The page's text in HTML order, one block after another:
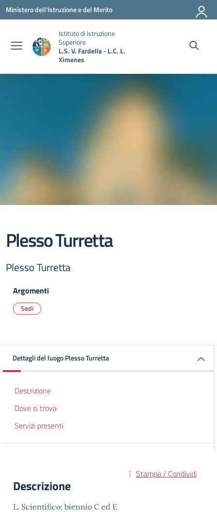
Vai ai contenuti
Vai al menu di navigazione
Vai al footer
Ministero dell'Istruzione e del Merito
Istituto di Istruzione
Superiore
L.S. V. Fardella - L.C. L.
Ximenes
Plesso Turretta
Plesso Turretta
Argomenti
Sedi
Dettagli del luogo Plesso Turretta
Descrizione
Dove si trova
Servizi presenti
Stampa / Condividi
Descrizione
L. Scientifico: biennio C ed E